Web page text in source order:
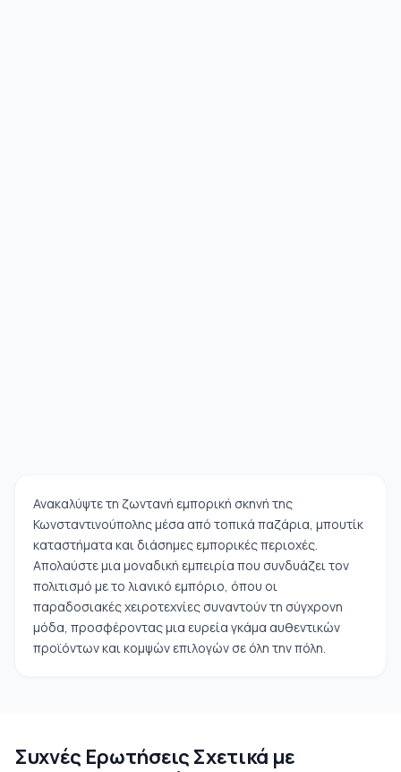
Ανακαλύψτε τη ζωντανή εμπορική σκηνή της
Κωνσταντινούπολης μέσα από τοπικά παζάρια, μπουτίκ
καταστήματα και διάσημες εμπορικές περιοχές.
Απολαύστε μια μοναδική εμπειρία που συνδυάζει τον
πολιτισμό με το λιανικό εμπόριο, όπου οι
παραδοσιακές χειροτεχνίες συναντούν τη σύγχρονη
μόδα, προσφέροντας μια ευρεία γκάμα αυθεντικών
προϊόντων και κομψών επιλογών σε όλη την πόλη.
Συχνές Ερωτήσεις Σχετικά με